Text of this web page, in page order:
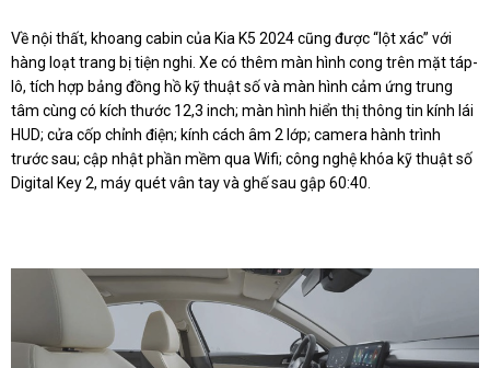
Về nội thất, khoang cabin của Kia K5 2024 cũng được “lột xác” với
hàng loạt trang bị tiện nghi. Xe có thêm màn hình cong trên mặt táp-
lô, tích hợp bảng đồng hồ kỹ thuật số và màn hình cảm ứng trung
tâm cùng có kích thước 12,3 inch; màn hình hiển thị thông tin kính lái
HUD; cửa cốp chỉnh điện; kính cách âm 2 lớp; camera hành trình
trước sau; cập nhật phần mềm qua Wifi; công nghệ khóa kỹ thuật số
Digital Key 2, máy quét vân tay và ghế sau gập 60:40.